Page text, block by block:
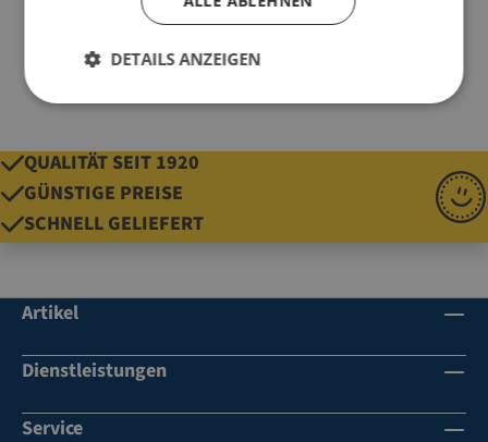
Gewicht
QUALITÄT SEIT 1920
GÜNSTIGE PREISE
SCHNELL GELIEFERT
Artikel
Dienstleistungen
Service
DETAILS ANZEIGEN